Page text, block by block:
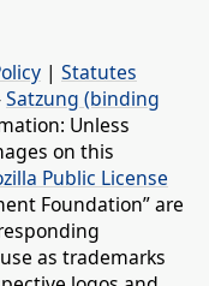
| Statutes
Satzung (binding
Unless
on this
Public License
Foundation” are
as trademarks